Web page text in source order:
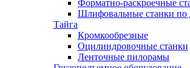
Форматно-раскроечные
Шлифовальные станки по
Тайга
Кромкообрезные
Оцилиндровочные станки
Ленточные пилорамы